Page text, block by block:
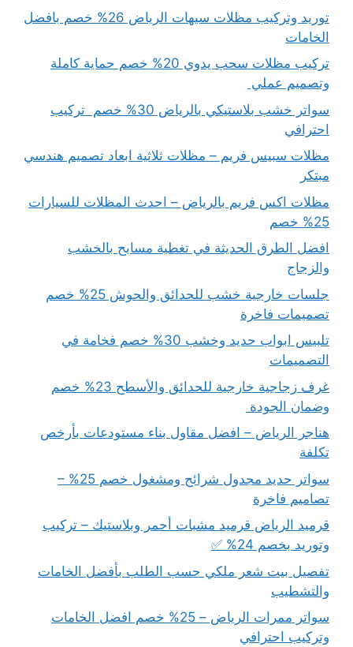
توريد وتركيب مظلات سيهات الرياض 26% خصم بافضل
الخامات
تركيب مظلات سحب يدوي 20% خصم حماية كاملة
وتصميم عملي
سواتر خشب بلاستيكي بالرياض 30% خصم تركيب
احترافي
مظلات سبيس فريم – مظلات ثلاثية ابعاد تصميم هندسي
مبتكر
مظلات اكس فريم بالرياض – احدث المظلات للسيارات
25% خصم
افضل الطرق الحديثة في تغطية مسابح بالخشب
والزجاج
جلسات خارجية خشب للحدائق والحوش 25% خصم
تصميمات فاخرة
تلبيس ابواب حديد وخشب 30% خصم فخامة في
التصميمات
غرف زجاجية خارجية للحدائق والأسطح 23% خصم
وضمان الجودة
هناجر الرياض – افضل مقاول بناء مستودعات بأرخص
تكلفة
سواتر حديد مجدول شرائح ومشغول خصم 25% –
تصاميم فاخرة
قرميد الرياض قرميد مشبات أحمر وبلاستيك – تركيب
وتوريد بخصم 24% ✅
تفصيل بيت شعر ملكي حسب الطلب بأفضل الخامات
والتشطيب
سواتر ممرات الرياض – 25% خصم افضل الخامات
وتركيب احترافي